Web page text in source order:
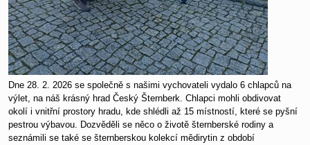
Dne 28. 2. 2026 se společně s našimi vychovateli vydalo 6 chlapců na
výlet, na náš krásný hrad Český Šternberk. Chlapci mohli obdivovat
okolí i vnitřní prostory hradu, kde shlédli až 15 místností, které se pyšní
pestrou výbavou. Dozvěděli se něco o životě šternberské rodiny a
seznámili se také se šternberskou kolekcí mědirytin z období